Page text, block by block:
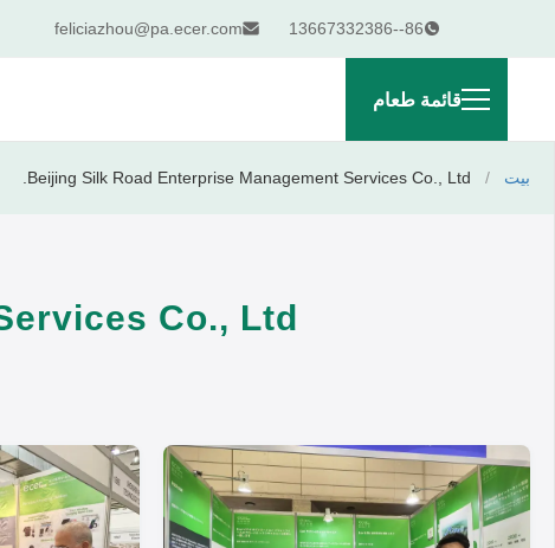
86--13667332386
feliciazhou@pa.ecer.com
قائمة طعام
بيت /
Beijing Silk Road Enterprise Management Services Co., Ltd.
Co., Ltd.